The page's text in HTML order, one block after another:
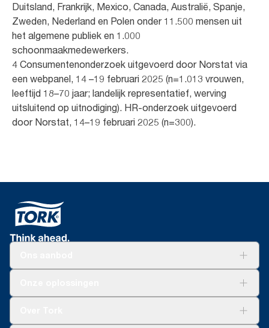
Duitsland, Frankrijk, Mexico, Canada, Australië, Spanje,
Zweden, Nederland en Polen onder 11.500 mensen uit
het algemene publiek en 1.000
schoonmaakmedewerkers.
4 Consumentenonderzoek uitgevoerd door Norstat via
een webpanel, 14 –19 februari 2025 (n=1.013 vrouwen,
leeftijd 18–70 jaar; landelijk representatief, werving
uitsluitend op uitnodiging). HR-onderzoek uitgevoerd
door Norstat, 14–19 februari 2025 (n=300).